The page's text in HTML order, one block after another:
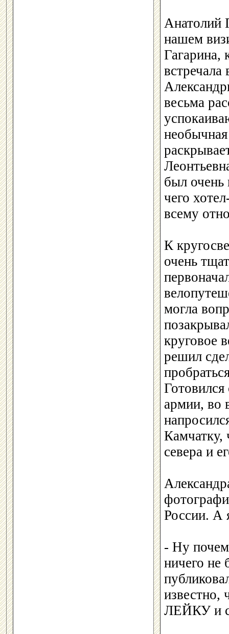
Анатолий
нашем
Гагарина,
весьма
был очень
чего
всему
К
очень
могла
круговое
решил
армии, во
Камчатку,
севера и
России. А
- Ну
ничего не
известно,
ЛЕЙКУ и